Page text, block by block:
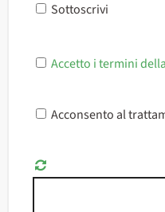
Sottoscrivi
Accetto i termini
Acconsento al